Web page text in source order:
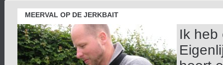
MEERVAL OP DE JERKBAIT
Ik heb